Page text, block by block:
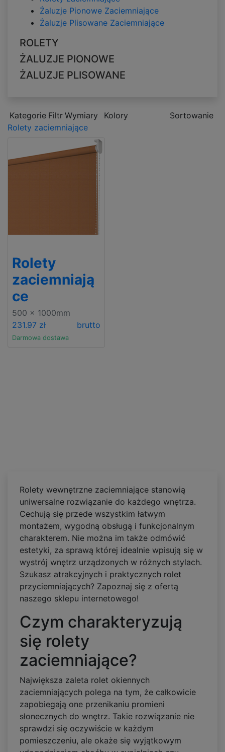
Żaluzje Pionowe Zaciemniające
Żaluzje Plisowane Zaciemniające
ROLETY
ŻALUZJE PIONOWE
ŻALUZJE PLISOWANE
Kategorie Filtr Wymiary Kolory
Sortowanie
Rolety zaciemniające
Rolety
zaciemniają
ce
500 x 1000mm
231.97 zł
brutto
Darmowa dostawa
Rolety wewnętrzne zaciemniające stanowią
uniwersalne rozwiązanie do każdego wnętrza.
Cechują się przede wszystkim łatwym
montażem, wygodną obsługą i funkcjonalnym
charakterem. Nie można im także odmówić
estetyki, za sprawą której idealnie wpisują się w
wystrój wnętrz urządzonych w różnych stylach.
Szukasz atrakcyjnych i praktycznych rolet
przyciemniających? Zapoznaj się z ofertą
naszego sklepu internetowego!
Czym charakteryzują
się rolety
zaciemniające?
Największa zaleta rolet okiennych
zaciemniających polega na tym, że całkowicie
zapobiegają one przenikaniu promieni
słonecznych do wnętrz. Takie rozwiązanie nie
sprawdzi się oczywiście w każdym
pomieszczeniu, ale okaże się wyjątkowym